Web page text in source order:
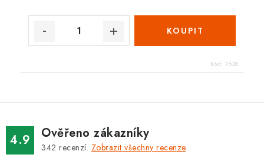
Kód: 7638
4.9 Ověřeno zákazníky
342 recenzí. Zobrazit všechny recenze